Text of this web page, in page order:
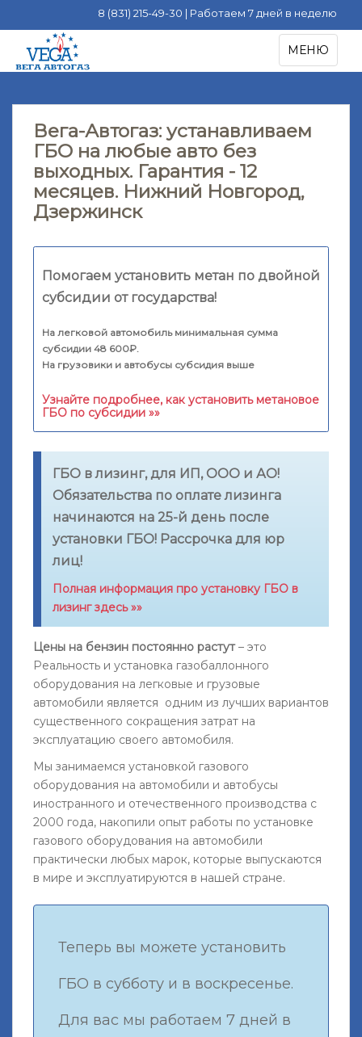
8 (831) 215-49-30 | Работаем 7 дней в неделю
i
TOGGLE
МЕНЮ
Вега-Автогаз: устанавливаем
ГБО на любые авто без
выходных. Гарантия - 12
месяцев. Нижний Новгород,
Дзержинск
Помогаем установить метан по двойной
субсидии от государства!
На легковой автомобиль минимальная сумма
субсидии 48 600₽.
На грузовики и автобусы субсидия выше
Узнайте подробнее, как установить метановое
ГБО по субсидии »»
ГБО в лизинг, для ИП, ООО и АО!
Обязательства по оплате лизинга
начинаются на 25-й день после
установки ГБО! Рассрочка для юр
лиц!
Полная информация про установку ГБО в
лизинг здесь »»
Цены на бензин постоянно растут– это
Реальность и установка газобаллонного
оборудования на легковые и грузовые
автомобили является одним из лучших вариантов
существенного сокращения затрат на
эксплуатацию своего автомобиля.
Мы занимаемся установкой газового
оборудования на автомобили и автобусы
иностранного и отечественного производства с
2000 года, накопили опыт работы по установке
газового оборудования на автомобили
практически любых марок, которые выпускаются
в мире и эксплуатируются в нашей стране.
Теперь вы можете установить
ГБО в субботу и в воскресенье.
Для вас мы работаем 7 дней в